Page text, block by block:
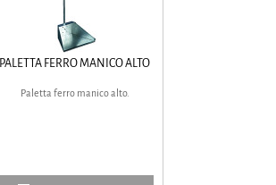
PALETTA FERRO MANICO ALTO
Paletta ferro manico alto.